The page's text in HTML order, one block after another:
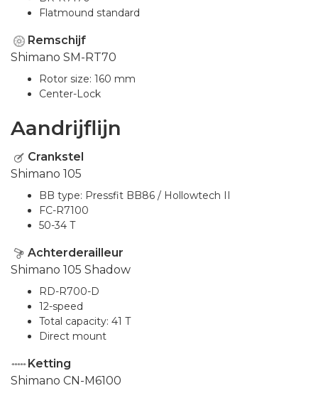
Flatmound standard
Remschijf
Shimano SM-RT70
Rotor size: 160 mm
Center-Lock
Aandrijflijn
Crankstel
Shimano 105
BB type: Pressfit BB86 / Hollowtech II
FC-R7100
50-34 T
Achterderailleur
Shimano 105 Shadow
RD-R700-D
12-speed
Total capacity: 41 T
Direct mount
Ketting
Shimano CN-M6100